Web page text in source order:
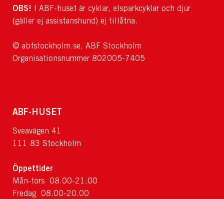
OBS! I ABF-huset är cyklar, elsparkcyklar och djur
(gäller ej assistanshund) ej tillåtna.
© abfstockholm.se, ABF Stockholm
Organisationsnummer 802005-7405
ABF-HUSET
Sveavägen 41
111 83 Stockholm
Öppettider
Mån-tors 08.00-21.00
Fredag 08.00-20.00